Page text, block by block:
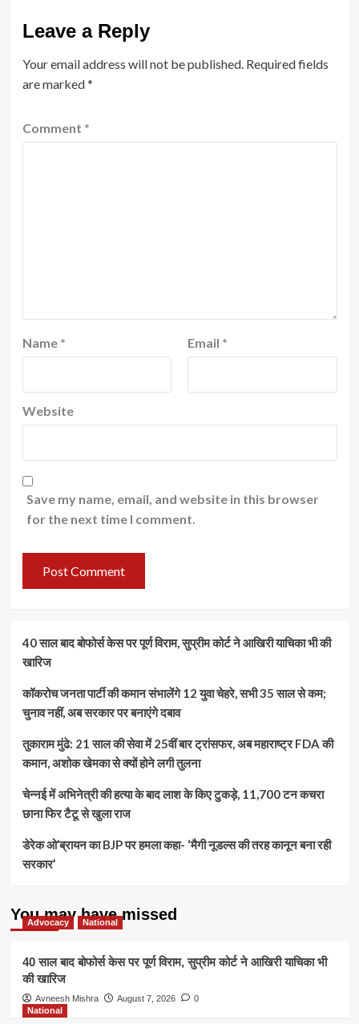
Leave a Reply
Your email address will not be published. Required fields
are marked*
Comment *
Name * Email *
Website
Save my name, email, and website in this browser
for the next time I comment.
40 साल बाद बोफोर्स केस पर पूर्ण विराम, सुप्रीम कोर्ट ने आखिरी याचिका भी की
खारिज
कॉकरोच जनता पार्टी की कमान संभालेंगे 12 युवा चेहरे, सभी 35 साल से कम;
चुनाव नहीं, अब सरकार पर बनाएंगे दबाव
तुकाराम मुंढे: 21 साल की सेवा में 25वीं बार ट्रांसफर, अब महाराष्ट्र FDA की
कमान, अशोक खेमका से क्यों होने लगी तुलना
चेन्नई में अभिनेत्री की हत्या के बाद लाश के किए टुकड़े, 11,700 टन कचरा
छाना फिर टैटू से खुला राज
डेरेक ओ’ब्रायन का BJP पर हमला कहा- ‘मैगी नूडल्स की तरह कानून बना रही
सरकार’
You may have missed
Advocacy National
40 साल बाद बोफोर्स केस पर पूर्ण विराम, सुप्रीम कोर्ट ने आखिरी याचिका भी
की खारिज
Avneesh Mishra August 7, 2026
0
National